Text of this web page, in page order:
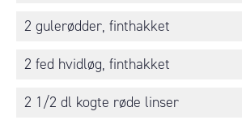
2 gulerødder, finthakket
2 fed hvidløg, finthakket
2 1/2 dl kogte røde linser